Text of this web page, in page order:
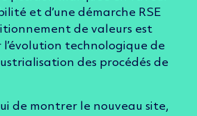
et d’une démarche RSE
de valeurs est
technologique de
des procédés de
de montrer le nouveau site,